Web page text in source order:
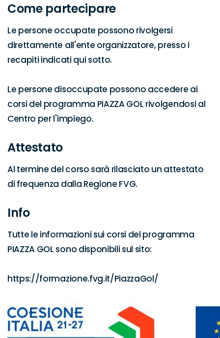
Come partecipare
Le persone occupate possono rivolgersi
direttamente all'ente organizzatore, presso i
recapiti indicati qui sotto.
Le persone disoccupate possono accedere ai
corsi del programma PIAZZA GOL rivolgendosi al
Centro per l'impiego.
Attestato
Al termine del corso sarà rilasciato un attestato
di frequenza dalla Regione FVG.
Info
Tutte le informazioni sui corsi del programma
PIAZZA GOL sono disponibili sul sito:
https://formazione.fvg.it/PiazzaGol/